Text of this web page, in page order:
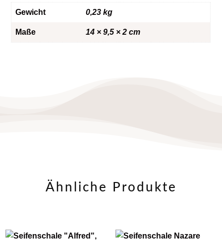
Gewicht 0,23 kg
Maße 14 × 9,5 × 2 cm
Ähnliche Produkte